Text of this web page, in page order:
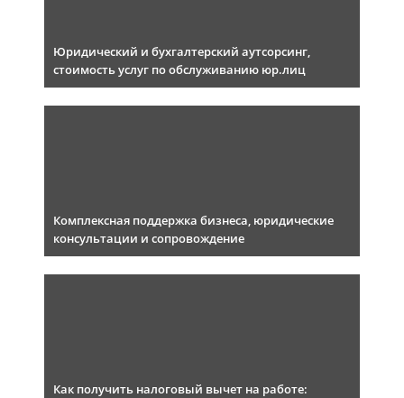
Юридический и бухгалтерский аутсорсинг,
стоимость услуг по обслуживанию юр.лиц
Комплексная поддержка бизнеса, юридические
консультации и сопровождение
Как получить налоговый вычет на работе: